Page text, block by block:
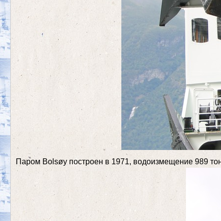
Паром Bolsøy построен в 1971, водоизмещение 989